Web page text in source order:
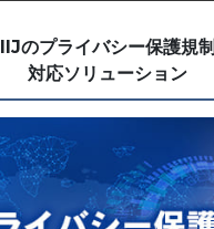
IIJのプライバシー保護規制
対応ソリューション